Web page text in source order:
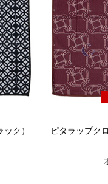
ク）
ピタラップク